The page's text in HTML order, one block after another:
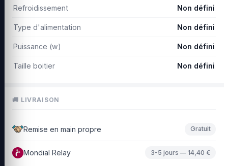
Refroidissement Non défini
Type d'alimentation Non défini
Puissance (w) Non défini
Taille boitier Non défini
🚚 LIVRAISON
Remise en main propre Gratuit
Mondial Relay 3-5 jours — 14,40 €